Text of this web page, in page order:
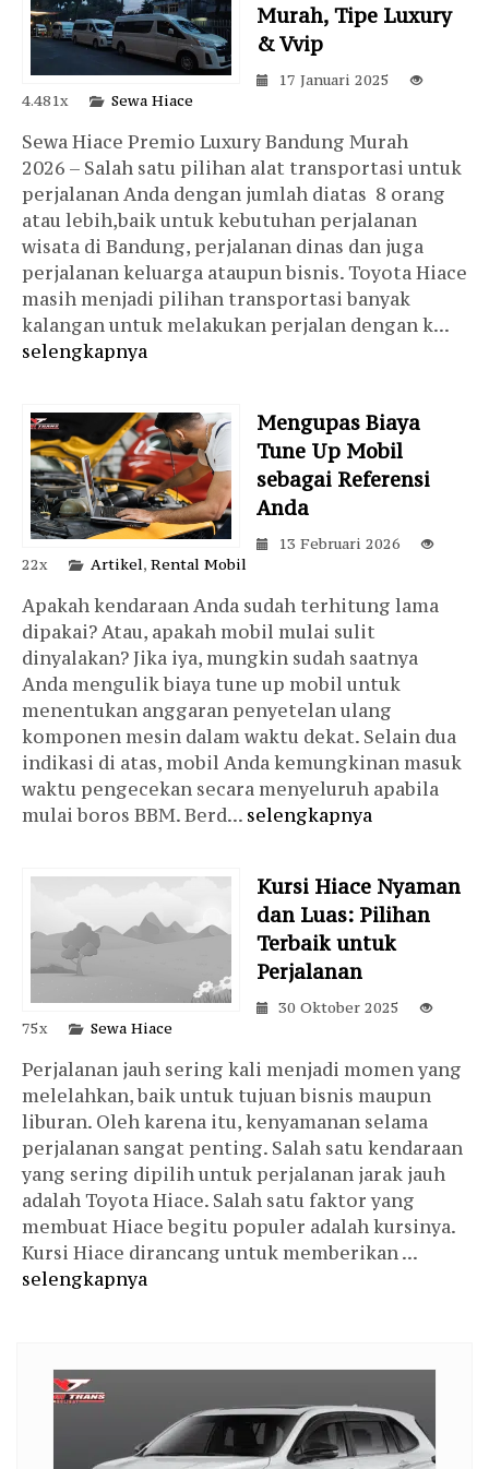
Murah, Tipe Luxury
& Vvip
17 Januari 2025
4.481x
Sewa Hiace
Sewa Hiace Premio Luxury Bandung Murah
2026 – Salah satu pilihan alat transportasi untuk
perjalanan Anda dengan jumlah diatas 8 orang
atau lebih,baik untuk kebutuhan perjalanan
wisata di Bandung, perjalanan dinas dan juga
perjalanan keluarga ataupun bisnis. Toyota Hiace
masih menjadi pilihan transportasi banyak
kalangan untuk melakukan perjalan dengan k...
selengkapnya
Mengupas Biaya
Tune Up Mobil
sebagai Referensi
Anda
13 Februari 2026
22x
Artikel, Rental Mobil
Apakah kendaraan Anda sudah terhitung lama
dipakai? Atau, apakah mobil mulai sulit
dinyalakan? Jika iya, mungkin sudah saatnya
Anda mengulik biaya tune up mobil untuk
menentukan anggaran penyetelan ulang
komponen mesin dalam waktu dekat. Selain dua
indikasi di atas, mobil Anda kemungkinan masuk
waktu pengecekan secara menyeluruh apabila
mulai boros BBM. Berd... selengkapnya
Kursi Hiace Nyaman
dan Luas: Pilihan
Terbaik untuk
Perjalanan
30 Oktober 2025
75x
Sewa Hiace
Perjalanan jauh sering kali menjadi momen yang
melelahkan, baik untuk tujuan bisnis maupun
liburan. Oleh karena itu, kenyamanan selama
perjalanan sangat penting. Salah satu kendaraan
yang sering dipilih untuk perjalanan jarak jauh
adalah Toyota Hiace. Salah satu faktor yang
membuat Hiace begitu populer adalah kursinya.
Kursi Hiace dirancang untuk memberikan ...
selengkapnya